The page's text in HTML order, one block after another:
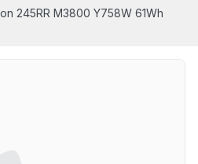
245RR M3800 Y758W 61Wh